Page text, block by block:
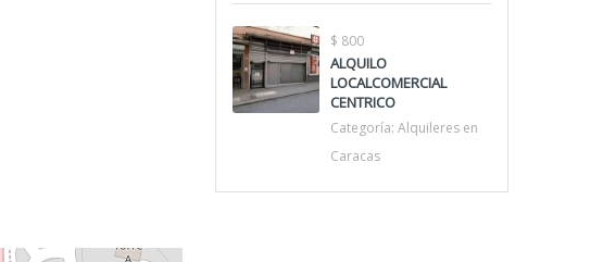
$ 800
ALQUILO
LOCALCOMERCIAL
CENTRICO
Categoría: Alquileres en
Caracas